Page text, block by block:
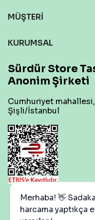
MÜŞTERİ
KURUMSAL
Sürdür Store
Anonim Şirketi
Cumhuriyet
Şişli/İstanbul
Merhaba! 👋
harcama yaptıkça